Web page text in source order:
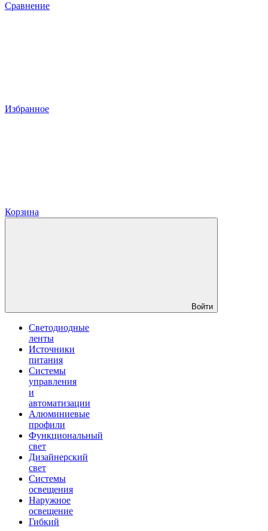
Сравнение
Избранное
Корзина
Войти
Светодиодные
ленты
Источники
питания
Системы
управления
и
автоматизации
Алюминиевые
профили
Функциональный
свет
Дизайнерский
свет
Системы
освещения
Наружное
освещение
Гибкий